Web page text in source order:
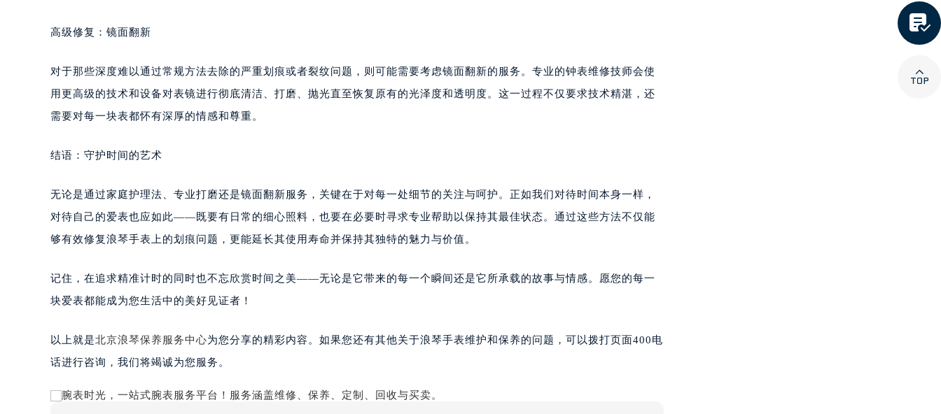
高级修复：镜面翻新
对于那些深度难以通过常规方法去除的严重划痕或者裂纹问题，则可能需要考虑镜面翻新的服务。专业的钟表维修技师会使
用更高级的技术和设备对表镜进行彻底清洁、打磨、抛光直至恢复原有的光泽度和透明度。这一过程不仅要求技术精湛，还
需要对每一块表都怀有深厚的情感和尊重。
结语：守护时间的艺术
无论是通过家庭护理法、专业打磨还是镜面翻新服务，关键在于对每一处细节的关注与呵护。正如我们对待时间本身一样，
对待自己的爱表也应如此——既要有日常的细心照料，也要在必要时寻求专业帮助以保持其最佳状态。通过这些方法不仅能
够有效修复浪琴手表上的划痕问题，更能延长其使用寿命并保持其独特的魅力与价值。
记住，在追求精准计时的同时也不忘欣赏时间之美——无论是它带来的每一个瞬间还是它所承载的故事与情感。愿您的每一
块爱表都能成为您生活中的美好见证者！
以上就是北京浪琴保养服务中心为您分享的精彩内容。如果您还有其他关于浪琴手表维护和保养的问题，可以拨打页面400电
话进行咨询，我们将竭诚为您服务。

